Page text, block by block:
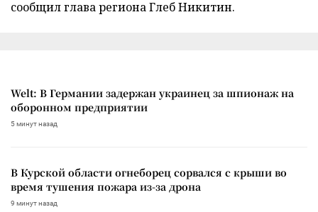
сообщил глава региона Глеб Никитин.
Welt: В Германии задержан украинец за шпионаж на
оборонном предприятии
5 минут назад
В Курской области огнеборец сорвался с крыши во
время тушения пожара из-за дрона
9 минут назад